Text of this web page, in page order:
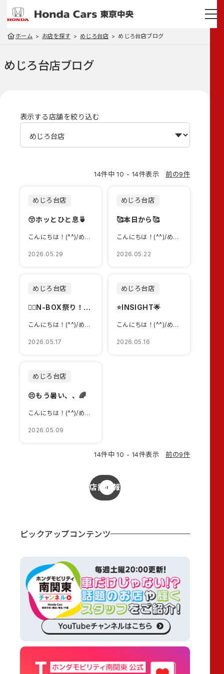
ホーム お店を探す めじろ台店 めじろ台店ブログ
めじろ台店ブログ
表示する店舗を絞り込む
14件中 10 - 14件表示 前の9件
めじろ台店
2026.05.29
😚ホッとひと息🍵
こんにちは！(^^)/めじろ台店のブログをご覧いただきありがとうございます！&#...
めじろ台店
2026.05.22
🥰本日から🥰
こんにちは！(^^)/めじろ台店のブログをご覧いただきありがとうございます！&#...
めじろ台店
2026.05.17
👯‍♀️N-BOX祭り！👯&#...
こんにちは！(^^)/めじろ台店のブログをご覧いただきありがとうございます！&#...
めじろ台店
2026.05.16
⭐INSIGHT🌟
こんにちは！(^^)/めじろ台店のブログをご覧いただきありがとうございます！&#...
めじろ台店
2026.05.09
😣もう暑い、、🌈
こんにちは！(^^)/めじろ台店のブログをご覧いただきありがとうございます！&#...
14件中 10 - 14件表示 前の9件
店舗情報
ピックアップコンテンツ